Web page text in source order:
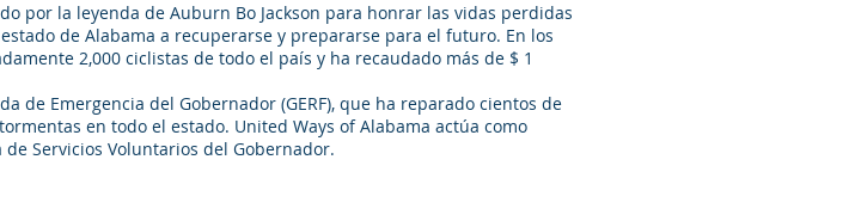
por la leyenda de Auburn Bo Jackson para honrar las vidas perdidas
de Alabama a recuperarse y prepararse para el futuro. En los
2,000 ciclistas de todo el país y ha recaudado más de $ 1
de Emergencia del Gobernador (GERF), que ha reparado cientos de
en todo el estado. United Ways of Alabama actúa como
Servicios Voluntarios del Gobernador.